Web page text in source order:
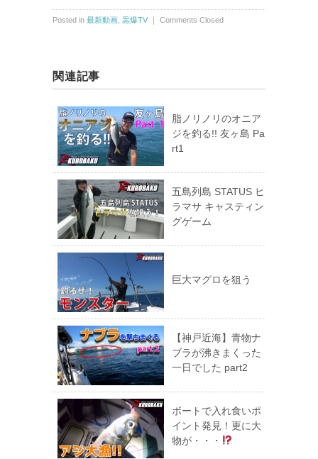
Posted in 最新動画 黒爆TV ｜ Comments Closed
関連記事
脂ノリノリのオニア
ジを釣る!! 友ヶ島 Pa
rt1
五島列島 STATUS ヒ
ラマサ キャスティン
グゲーム
巨大マグロを狙う
【神戸近海】青物ナ
ブラが沸きまくった
一日でした part2
ボートで入れ食いポ
イント発見！更に大
物が・・・